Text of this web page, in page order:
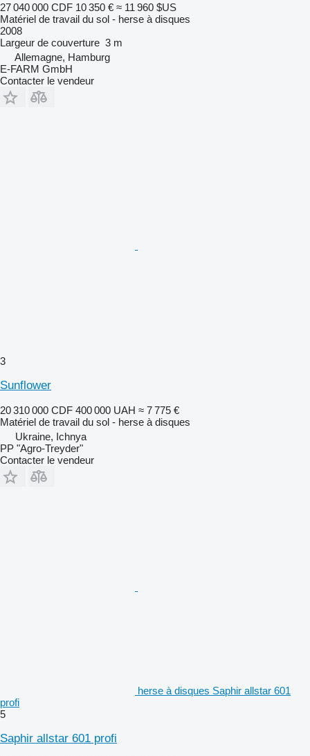
27 040 000 CDF 10 350 € ≈ 11 960 $US
Matériel de travail du sol - herse à disques
2008
Largeur de couverture 3 m
Allemagne, Hamburg
E-FARM GmbH
Contacter le vendeur
3
Sunflower
20 310 000 CDF 400 000 UAH ≈ 7 775 €
Matériel de travail du sol - herse à disques
Ukraine, Ichnya
PP "Agro-Treyder"
Contacter le vendeur
herse à disques Saphir allstar 601
profi
5
Saphir allstar 601 profi